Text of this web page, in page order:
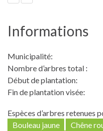
Informations
Municipalité:
Nombre d’arbres total :
Début de plantation:
Fin de plantation visée:
Espèces d’arbres retenues
Bouleau jaune
Chêne